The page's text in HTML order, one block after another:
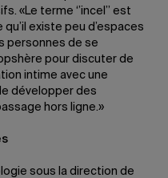
«Le terme ‘’incel’’ est
existe peu d’espaces
personnes de se
pour discuter de
intime avec une
développer des
hors ligne.»
sous la direction de